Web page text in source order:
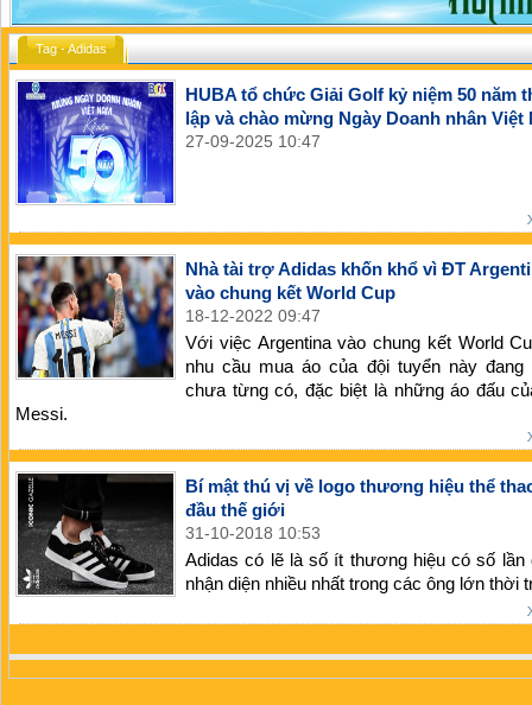
Tag - Adidas
HUBA tổ chức Giải Golf kỷ niệm 50 năm
lập và chào mừng Ngày Doanh nhân Việt
27-09-2025 10:47
Nhà tài trợ Adidas khốn khổ vì ĐT
vào chung kết World Cup
18-12-2022 09:47
Với việc Argentina vào chung kết World
nhu cầu mua áo của đội tuyển này đang
chưa từng có, đặc biệt là những áo đấu
Messi.
Bí mật thú vị về logo thương hiệu thể
đầu thế giới
31-10-2018 10:53
Adidas có lẽ là số ít thương hiệu có số lần
nhận diện nhiều nhất trong các ông lớn thời